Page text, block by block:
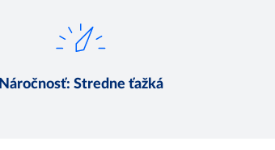
Náročnosť: Stredne ťažká